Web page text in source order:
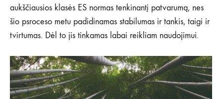
aukščiausios klasės ES normas tenkinantį patvarumą, nes
šio psroceso metu padidinamas stabilumas ir tankis, taigi ir
tvirtumas. Dėl to jis tinkamas labai reikliam naudojimui.